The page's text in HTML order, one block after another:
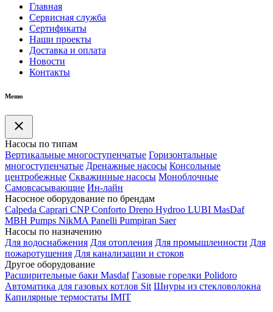
Главная
Сервисная служба
Сертификаты
Наши проекты
Доставка и оплата
Новости
Контакты
Меню
Насосы по типам
Вертикальные многоступенчатые Горизонтальные
многоступенчатые Дренажные насосы Консольные
центробежные Скважинные насосы Моноблочные
Самовсасывающие Ин-лайн
Насосное оборудование по брендам
Calpeda Caprari CNP Conforto Dreno Hydroo LUBI MasDaf
MBH Pumps NikMA Panelli Pumpiran Saer
Насосы по назначению
Для водоснабжения Для отопления Для промышленности Для
пожаротушения Для канализации и стоков
Другое оборудование
Расширительные баки Masdaf Газовые горелки Polidoro
Автоматика для газовых котлов Sit Шнуры из стекловолокна
Капилярные термостаты IMIT